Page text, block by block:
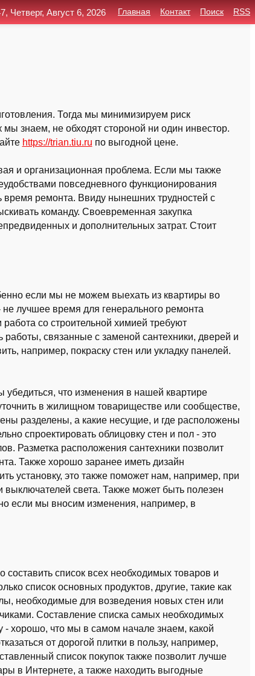
Тогда мы минимизируем риск
знаем, не обходят стороной ни один инвестор.
https://trian.tiu.ru по выгодной цене.
и организационная проблема. Если мы также
повседневного функционирования
ремонта. Ввиду нынешних трудностей с
команду. Своевременная закупка
и дополнительных затрат. Стоит
если мы не можем выехать из квартиры во
лучшее время для генерального ремонта
со строительной химией требуют
связанные с заменой сантехники, дверей и
например, покраску стен или укладку панелей.
что изменения в нашей квартире
в жилищном товариществе или сообществе,
разделены, а какие несущие, и где расположены
спроектировать облицовку стен и пол - это
Разметка расположения сантехники позволит
Также хорошо заранее иметь дизайн
установку, это также поможет нам, например, при
выключателей света. Также может быть полезен
если мы вносим изменения, например, в
составить список всех необходимых товаров и
список основных продуктов, другие, такие как
необходимые для возведения новых стен или
Составление списка самых необходимых
- хорошо, что мы в самом начале знаем, какой
от дорогой плитки в пользу, например,
список покупок также позволит лучше
в Интернете, а также находить выгодные
Четверг, Август 6, 2026 Главная Контакт Поиск RSS